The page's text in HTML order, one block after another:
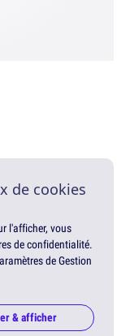
de cookies
l'afficher, vous
de confidentialité.
de Gestion
& afficher